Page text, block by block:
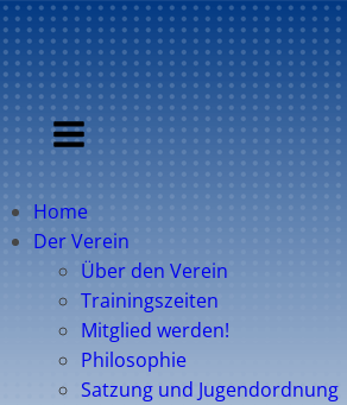
Home
Der Verein
Über den Verein
Trainingszeiten
Mitglied werden!
Philosophie
Satzung und Jugendordnung